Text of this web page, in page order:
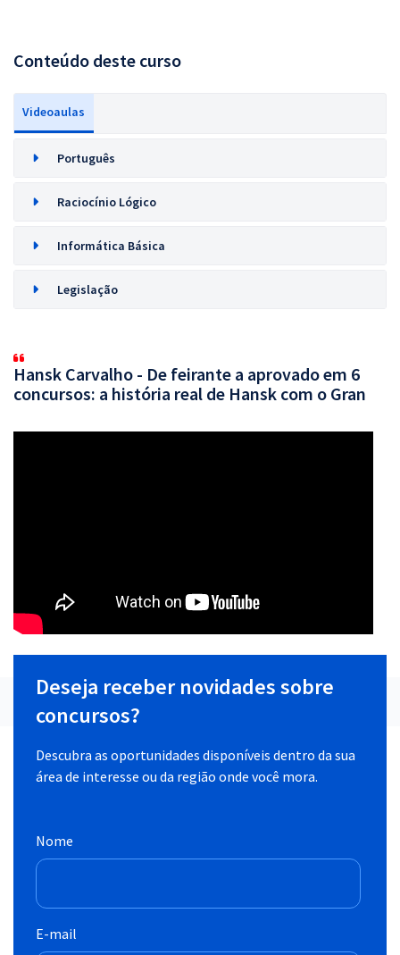
Conteúdo deste curso
Videoaulas
Português
Raciocínio Lógico
Informática Básica
Legislação
Hansk Carvalho - De feirante a aprovado em 6
concursos: a história real de Hansk com o Gran
Deseja receber novidades sobre
concursos?
Descubra as oportunidades disponíveis dentro da sua
área de interesse ou da região onde você mora.
Nome
E-mail